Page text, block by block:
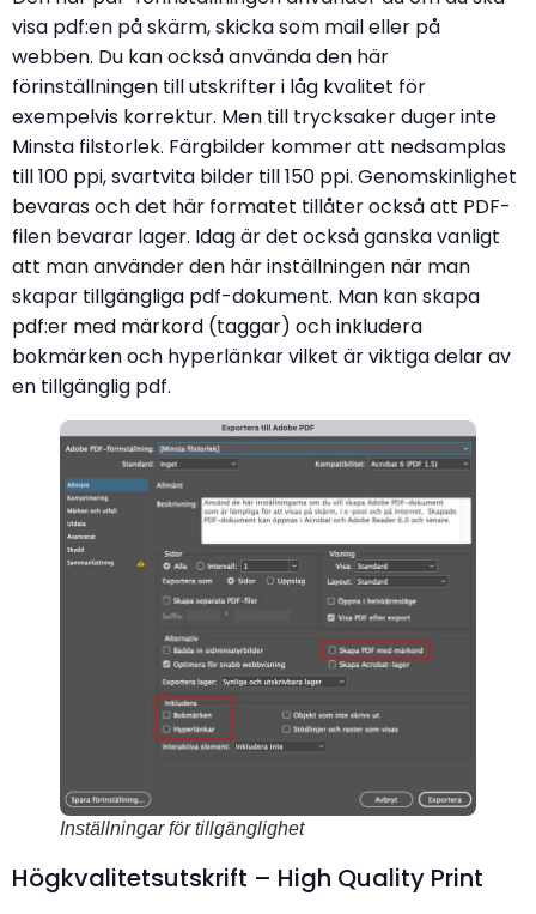
visa pdf:en på skärm, skicka som mail eller på
webben. Du kan också använda den här
förinställningen till utskrifter i låg kvalitet för
exempelvis korrektur. Men till trycksaker duger inte
Minsta filstorlek. Färgbilder kommer att nedsamplas
till 100 ppi, svartvita bilder till 150 ppi. Genomskinlighet
bevaras och det här formatet tillåter också att PDF-
filen bevarar lager. Idag är det också ganska vanligt
att man använder den här inställningen när man
skapar tillgängliga pdf-dokument. Man kan skapa
pdf:er med märkord (taggar) och inkludera
bokmärken och hyperlänkar vilket är viktiga delar av
en tillgänglig pdf.
Inställningar för tillgänglighet
Högkvalitetsutskrift – High Quality Print